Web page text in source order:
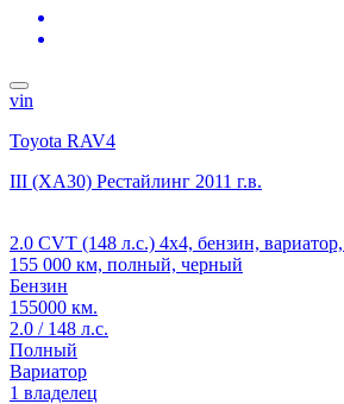
vin
Toyota RAV4
III (XA30) Рестайлинг 2011 г.в.
2.0 CVT (148 л.с.) 4x4, бензин,
155 000 км, полный, черный
Бензин
155000 км.
2.0 / 148 л.с.
Полный
Вариатор
1 владелец